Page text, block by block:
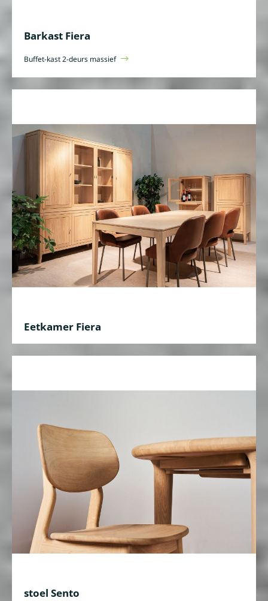
Barkast Fiera
Buffet-kast 2-deurs massief
Eetkamer Fiera
stoel Sento